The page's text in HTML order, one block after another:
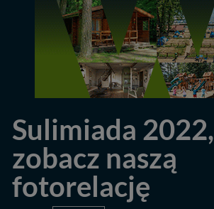
Sulimiada 2022,
zobacz naszą
fotorelację